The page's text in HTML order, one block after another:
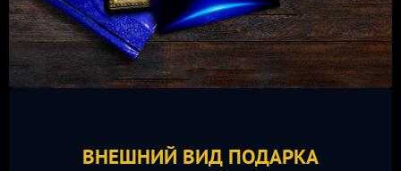
ВНЕШНИЙ ВИД ПОДАРКА